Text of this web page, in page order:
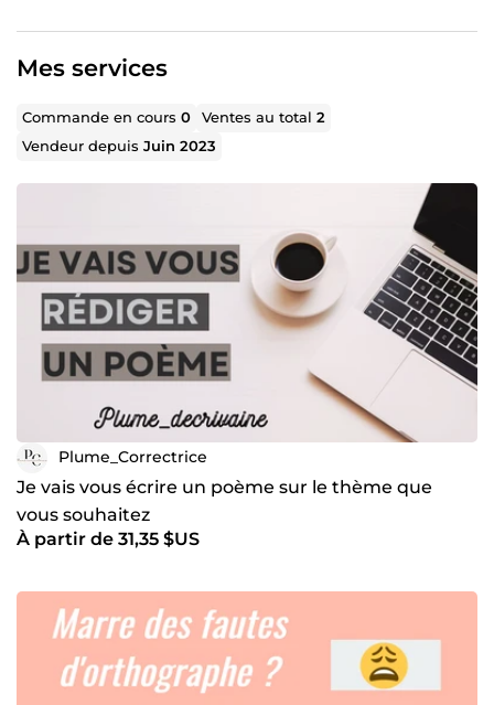
Mes services
Commande en cours0 Ventes au total2
Vendeur depuisJuin 2023
Plume_Correctrice
Je vais vous écrire un poème sur le thème que
vous souhaitez
À partir de 31,35 $US